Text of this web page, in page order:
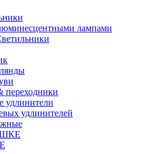
лампами
переходники
удлинители
удлинителей